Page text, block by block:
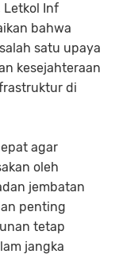
Letkol Inf
bahwa
satu upaya
kesejahteraan
di
agar
oleh
jembatan
penting
tetap
jangka